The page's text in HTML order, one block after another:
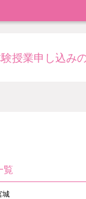
授業申し込み
覧
城